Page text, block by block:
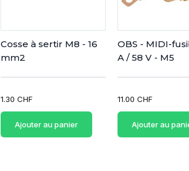
Cosse à sertir M8 - 16
mm2
1.30 CHF
Ajouter au panier
OBS - MIDI-
A / 58 V - M5
11.00 CHF
Ajouter au